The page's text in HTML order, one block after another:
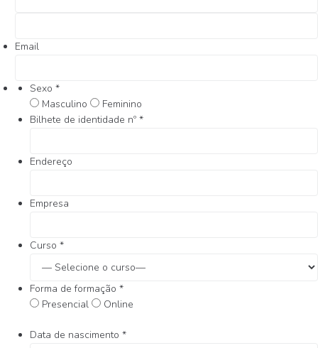
Email
Sexo *
Masculino
Feminino
Bilhete de identidade nº *
Endereço
Empresa
Curso *
Forma de formação *
Presencial
Online
Data de nascimento *